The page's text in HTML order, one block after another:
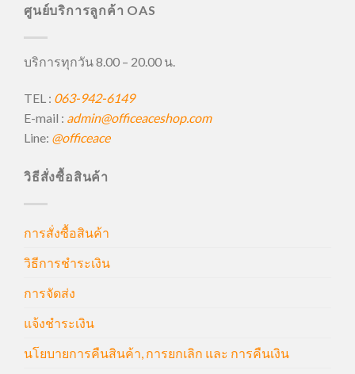
ศูนย์บริการลูกค้า OAS
บริการทุกวัน 8.00 – 20.00 น.
TEL : 063-942-6149
E-mail : admin@officeaceshop.com
Line: @officeace
วิธีสั่งซื้อสินค้า
การสั่งซื้อสินค้า
วิธีการชำระเงิน
การจัดส่ง
แจ้งชำระเงิน
นโยบายการคืนสินค้า, การยกเลิก และ การคืนเงิน